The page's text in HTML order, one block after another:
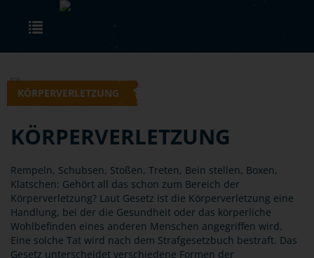
Skip to main content
KÖRPERVERLETZUNG
KÖRPERVERLETZUNG
Rempeln, Schubsen, Stoßen, Treten, Bein stellen, Boxen,
Klatschen: Gehört all das schon zum Bereich der
Körperverletzung? Laut Gesetz ist die Körperverletzung eine
Handlung, bei der die Gesundheit oder das körperliche
Wohlbefinden eines anderen Menschen angegriffen wird.
Eine solche Tat wird nach dem Strafgesetzbuch bestraft. Das
Gesetz unterscheidet verschiedene Formen der